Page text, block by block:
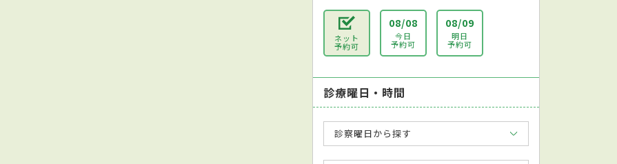
ネット
予約可
08/08
今日
予約可
08/09
明日
予約可
診療曜日・時間
診察曜日から探す